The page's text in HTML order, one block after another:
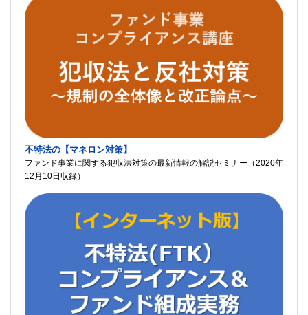
不特法の【マネロン対策】
ファンド事業に関する犯収法対策の最新情報の解説セミナー（2020年
12月10日収録）